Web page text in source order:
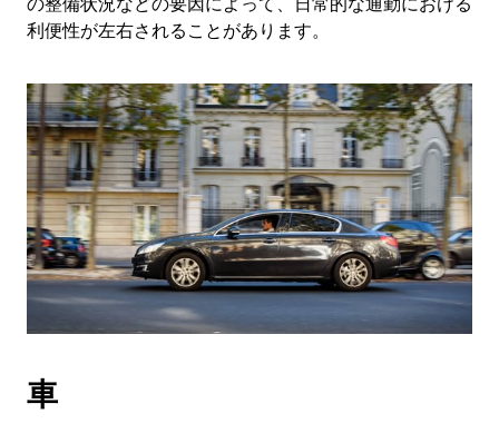
利便性が左右されることがあります。
車